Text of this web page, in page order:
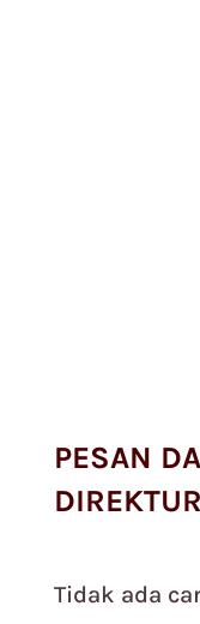
PESAN
Tidak ada